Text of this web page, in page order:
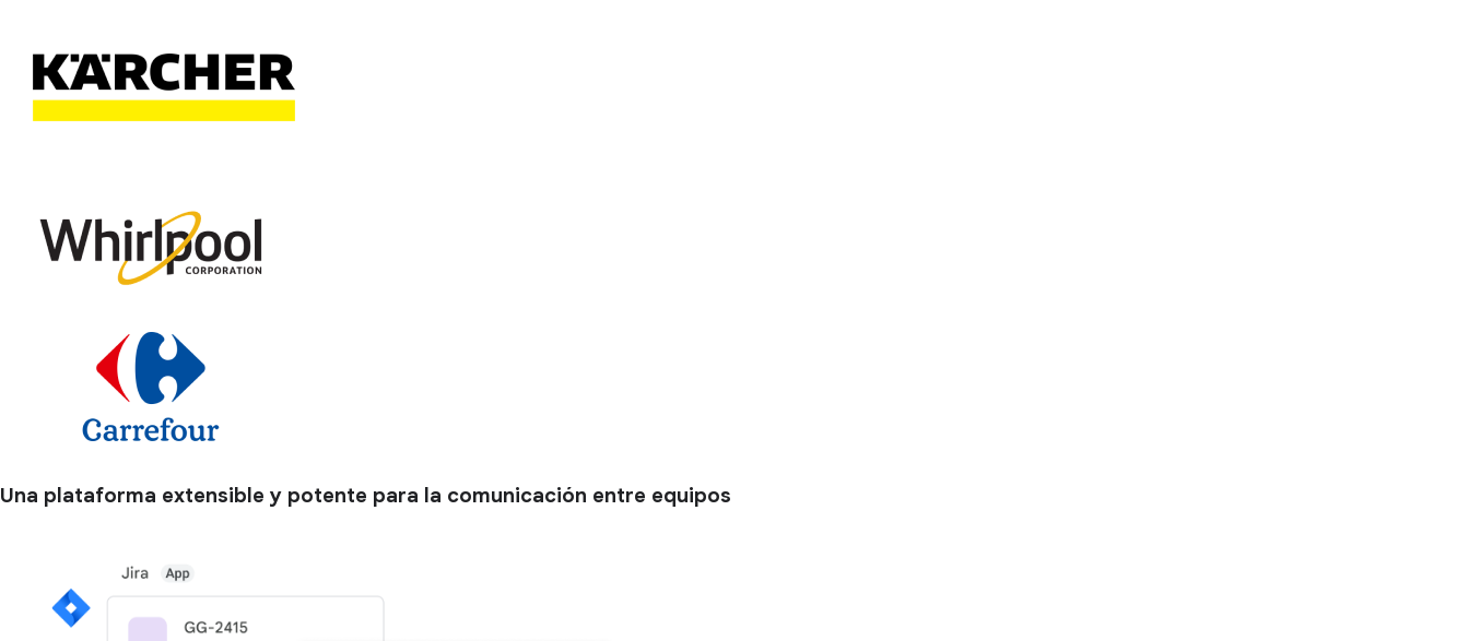
Una plataforma extensible y potente para la comunicación entre equipos